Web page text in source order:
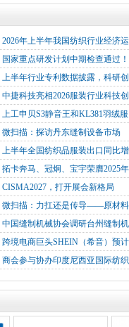
2026年上半年我国纺织行业经济
国家重点研发计划中期检查通过
上半年行业专利数据披露，科研
中捷科技亮相2026服装行业科技
上工申贝S3静音王和KL381羽绒
微扫描：探访丹东缝制设备市场
上半年全国纺织品服装出口同比
拓卡奔马、冠炯、宝宇荣膺2025
CISMA2027，打开展会新格局
微扫描：力扛还是传导——原材
中国缝制机械协会调研台州缝制
跨境电商巨头SHEIN（希音）预
商会参与协办印度尼西亚国际纺